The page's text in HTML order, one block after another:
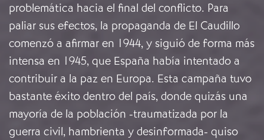
problemática hacia el final del conflicto. Para
paliar sus efectos, la propaganda de El Caudillo
comenzó a afirmar en 1944, y siguió de forma más
intensa en 1945, que España había intentado a
contribuir a la paz en Europa. Esta campaña tuvo
bastante éxito dentro del país, donde quizás una
mayoría de la población -traumatizada por la
guerra civil, hambrienta y desinformada- quiso